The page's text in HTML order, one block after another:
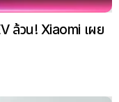
ล้วน! Xiaomi เผย